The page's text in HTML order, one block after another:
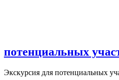
потенциальных
Экскурсия для потенциальных